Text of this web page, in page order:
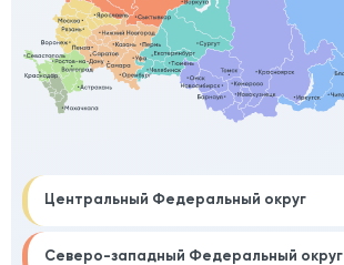
Центральный Федеральный округ
Северо-западный Федеральный округ